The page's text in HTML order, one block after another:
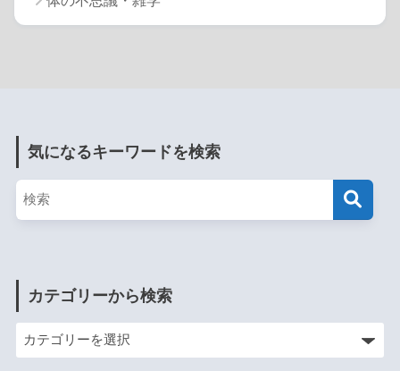
気になるキーワードを検索
カテゴリーから検索